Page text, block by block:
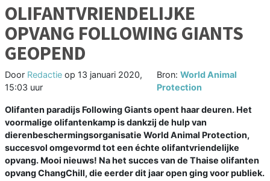
OLIFANTVRIENDELIJKE
OPVANG FOLLOWING GIANTS
GEOPEND
Door Redactie op 13 januari 2020,
15:03 uur
Bron: World Animal
Protection
Olifanten paradijs Following Giants opent haar deuren. Het
voormalige olifantenkamp is dankzij de hulp van
dierenbeschermingsorganisatie World Animal Protection,
succesvol omgevormd tot een échte olifantvriendelijke
opvang. Mooi nieuws! Na het succes van de Thaise olifanten
opvang ChangChill, die eerder dit jaar open ging voor publiek.